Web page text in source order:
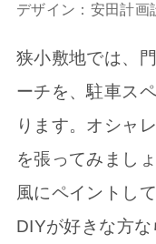
デザイン：安田計
狭小敷地では、
ーチを、駐車ス
ります。オシャ
を張ってみまし
風にペイントし
DIYが好きな方